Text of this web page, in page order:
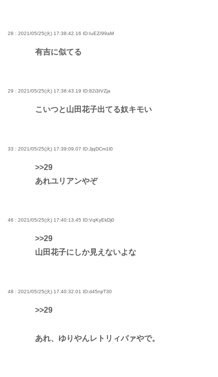
28 : 2021/05/25(火) 17:38:42.16 ID:IuEZ/99aM
有吉に似てる
29 : 2021/05/25(火) 17:38:43.19 ID:82i3tVZja
こいつと山田花子出てる奴キモい
33 : 2021/05/25(火) 17:39:09.07 ID:JjqDCm1l0
>>29
あれユリアンやぞ
46 : 2021/05/25(火) 17:40:13.45 ID:VqKyEkDj0
>>29
山田花子にしか見えないよな
48 : 2021/05/25(火) 17:40:32.01 ID:d45njrT30
>>29
あれ、ゆりやんレトリィバァやで。